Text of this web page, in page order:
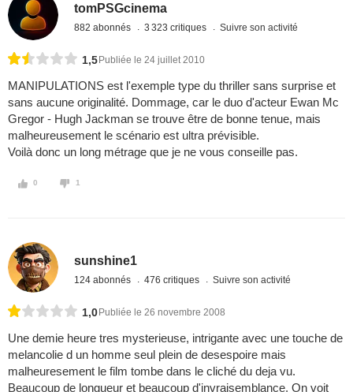
tomPSGcinema
882 abonnés 3 323 critiques Suivre son activité
1,5 Publiée le 24 juillet 2010
MANIPULATIONS est l'exemple type du thriller sans surprise et
sans aucune originalité. Dommage, car le duo d'acteur Ewan Mc
Gregor - Hugh Jackman se trouve être de bonne tenue, mais
malheureusement le scénario est ultra prévisible.
Voilà donc un long métrage que je ne vous conseille pas.
0 1
sunshine1
124 abonnés 476 critiques Suivre son activité
1,0 Publiée le 26 novembre 2008
Une demie heure tres mysterieuse, intrigante avec une touche de
melancolie d un homme seul plein de desespoire mais
malheuresement le film tombe dans le cliché du deja vu.
Beaucoup de longueur et beaucoup d'invraisemblance. On voit